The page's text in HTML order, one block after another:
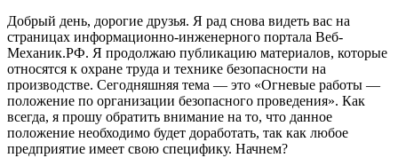
Добрый день, дорогие друзья. Я рад снова видеть вас на
страницах информационно-инженерного портала Веб-
Механик.РФ. Я продолжаю публикацию материалов, которые
относятся к охране труда и технике безопасности на
производстве. Сегодняшняя тема — это «Огневые работы —
положение по организации безопасного проведения». Как
всегда, я прошу обратить внимание на то, что данное
положение необходимо будет доработать, так как любое
предприятие имеет свою специфику. Начнем?